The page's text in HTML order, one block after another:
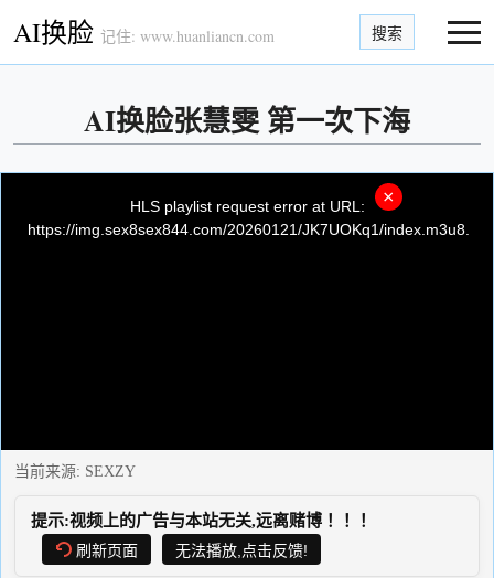
AI换脸 记住: www.huanliancn.com 搜索
AI换脸张慧雯 第一次下海
window.
HLS playlist request error at URL:
https://img.sex8sex844.com/20260121/JK7UOKq1/index.m3u8.
×
当前来源: SEXZY
提示:视频上的广告与本站无关,远离赌博！！！
刷新页面
无法播放,点击反馈!